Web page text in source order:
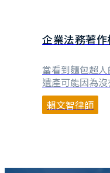
嗎？如果沒有
重要的電腦軟
解答 著作權與⋯
企業法務著
當看到麵包超
遺產可能因為
本國庫，相信許
覺得日本國庫
賴文智律師